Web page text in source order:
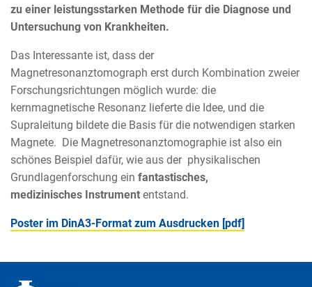
zu einer leistungsstarken Methode für die Diagnose und
Untersuchung von Krankheiten.
Das Interessante ist, dass der
Magnetresonanztomograph erst durch Kombination zweier
Forschungsrichtungen möglich wurde: die
kernmagnetische Resonanz lieferte die Idee, und die
Supraleitung bildete die Basis für die notwendigen starken
Magnete. Die Magnetresonanztomographie ist also ein
schönes Beispiel dafür, wie aus der physikalischen
Grundlagenforschung ein fantastisches,
medizinisches Instrument entstand.
Poster im DinA3-Format zum Ausdrucken [pdf]